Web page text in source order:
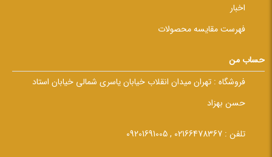
اخبار
فهرست مقایسه محصولات
حساب من
فروشگاه : تهران میدان انقلاب خیابان یاسری شمالی خیابان استاد
حسن بهزاد
تلفن : 02166478367 , 09201691005